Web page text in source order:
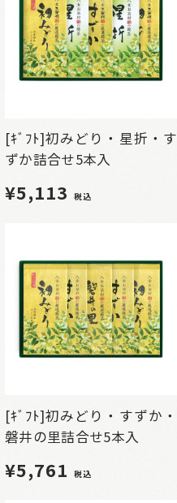
[ｷﾞﾌﾄ]初みどり・星折・す
ずか詰合せ5本入
¥5,113 税込
[ｷﾞﾌﾄ]初みどり・すずか・
磐井の里詰合せ5本入
¥5,761 税込